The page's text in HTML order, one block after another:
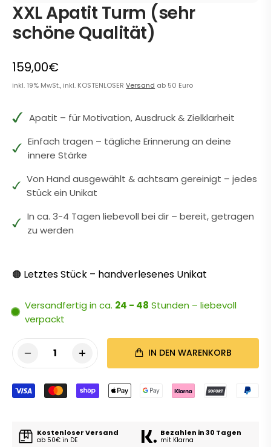
XXL Apatit Turm (sehr
schöne Qualität)
159,00€
inkl. 19% MwSt., inkl. KOSTENLOSERVersand ab 50 Euro
Apatit – für Motivation, Ausdruck & Zielklarheit
Einfach tragen – tägliche Erinnerung an deine
innere Stärke
Von Hand ausgewählt & achtsam gereinigt – jedes
Stück ein Unikat
In ca. 3-4 Tagen liebevoll bei dir – bereit, getragen
zu werden
🟠 Letztes Stück – handverlesenes Unikat
Versandfertig in ca. 24 - 48 Stunden – liebevoll
verpackt
1 IN DEN WARENKORB
Kostenloser Versand
ab 50€ in DE
Bezahlen in 30 Tagen
mit Klarna